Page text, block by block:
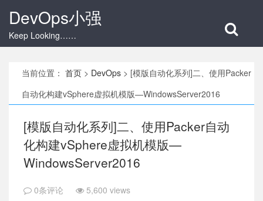
DevOps小强
Keep Looking……
当前位置：首页 > DevOps > [模版自动化系列]二、使用Packer
自动化构建vSphere虚拟机模版—WindowsServer2016
[模版自动化系列]二、使用Packer自动
化构建vSphere虚拟机模版—
WindowsServer2016
0条评论 5,600 views